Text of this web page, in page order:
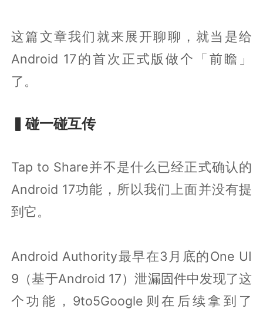
这篇文章我们就来展开聊聊，就当是给
Android 17的首次正式版做个「前瞻」
了。
▍碰一碰互传
Tap to Share并不是什么已经正式确认的
Android 17功能，所以我们上面并没有提
到它。
Android Authority最早在3月底的One UI
9（基于Android 17）泄漏固件中发现了这
个功能，9to5Google则在后续拿到了